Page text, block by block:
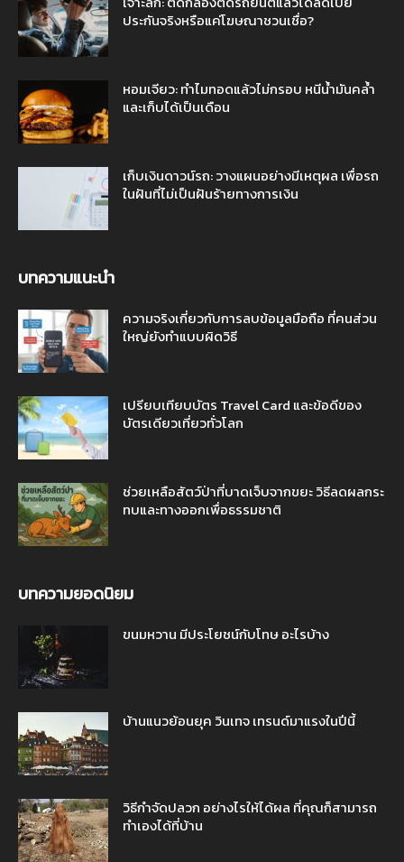
ประกันจริงหรือแค่โฆษณาชวนเชื่อ?
หอมเจียว: ทำไมทอดแล้วไม่กรอบ หนีน้ำมันคล้ำ
และเก็บได้เป็นเดือน
เก็บเงินดาวน์รถ: วางแผนอย่างมีเหตุผล เพื่อรถ
ในฝันที่ไม่เป็นฝันร้ายทางการเงิน
บทความแนะนำ
ความจริงเกี่ยวกับการลบข้อมูลมือถือ ที่คนส่วน
ใหญ่ยังทำแบบผิดวิธี
เปรียบเทียบบัตร Travel Card และข้อดีของ
บัตรเดียวเที่ยวทั่วโลก
ช่วยเหลือสัตว์ป่าที่บาดเจ็บจากขยะ วิธีลดผลกระ
ทบและทางออกเพื่อธรรมชาติ
บทความยอดนิยม
ขนมหวาน มีประโยชน์กับโทษ อะไรบ้าง
บ้านแนวย้อนยุค วินเทจ เทรนด์มาแรงในปีนี้
วิธีกำจัดปลวก อย่างไรให้ได้ผล ที่คุณก็สามารถ
ทำเองได้ที่บ้าน